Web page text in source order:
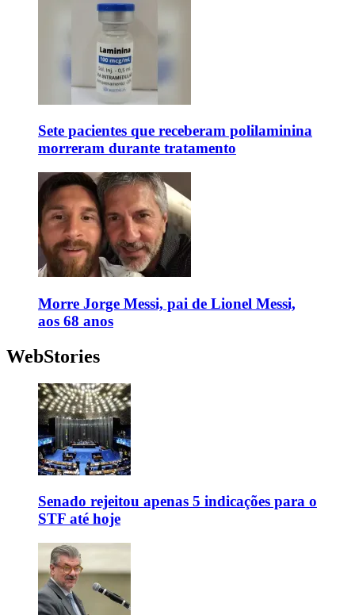
Sete pacientes que receberam polilaminina
morreram durante tratamento
Morre Jorge Messi, pai de Lionel Messi,
aos 68 anos
WebStories
Senado rejeitou apenas 5 indicações para o
STF até hoje